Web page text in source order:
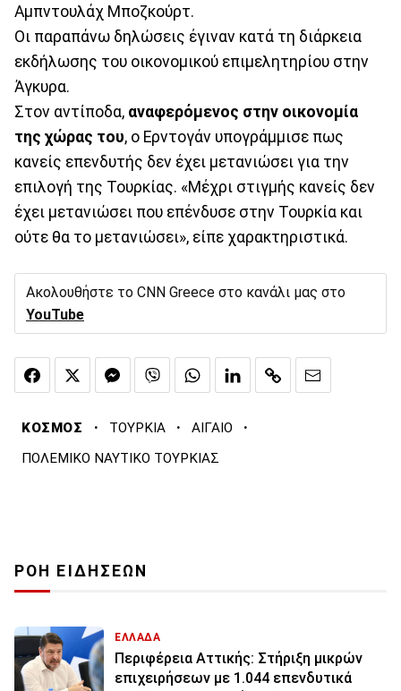
Αμπντουλάχ Μποζκούρτ.
Οι παραπάνω δηλώσεις έγιναν κατά τη διάρκεια
εκδήλωσης του οικονομικού επιμελητηρίου στην
Άγκυρα.
Στον αντίποδα, αναφερόμενος στην οικονομία
της χώρας του, ο Ερντογάν υπογράμμισε πως
κανείς επενδυτής δεν έχει μετανιώσει για την
επιλογή της Τουρκίας. «Μέχρι στιγμής κανείς δεν
έχει μετανιώσει που επένδυσε στην Τουρκία και
ούτε θα το μετανιώσει», είπε χαρακτηριστικά.
Ακολουθήστε το CNN Greece στο κανάλι μας στο
YouTube
ΚΟΣΜΟΣ · ΤΟΥΡΚΙΑ · ΑΙΓΑΙΟ ·
ΠΟΛΕΜΙΚΟ ΝΑΥΤΙΚΟ ΤΟΥΡΚΙΑΣ
ΡΟΗ ΕΙΔΗΣΕΩΝ
ΕΛΛΑΔΑ
Περιφέρεια Αττικής: Στήριξη μικρών
επιχειρήσεων με 1.044 επενδυτικά